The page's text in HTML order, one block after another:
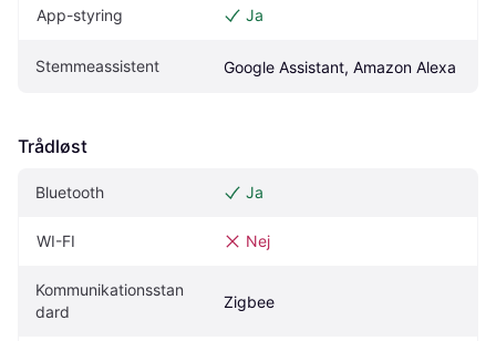
App-styring Ja
Stemmeassistent Google Assistant, Amazon Alexa
Trådløst
Bluetooth Ja
WI-FI Nej
Kommunikationsstan
dard
Zigbee